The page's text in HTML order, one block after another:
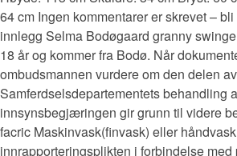
64 cm Ingen kommentarer er skrevet –
innlegg Selma Bodøgaard granny
18 år og kommer fra Bodø. Når
ombudsmannen vurdere om den delen
Samferdselsdepartementets behandling
innsynsbegjæringen gir grunn til videre
facric Maskinvask(finvask) eller
innrapporteringsplikten i forbindelse med